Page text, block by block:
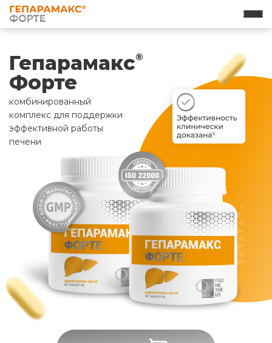
Гепарамакс®
Форте
комбинированный
комплекс для поддержки
эффективной работы
печени